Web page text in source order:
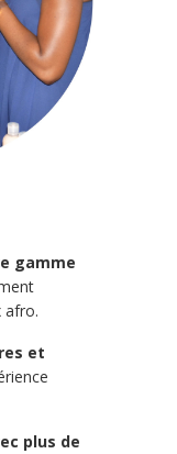
gamme
afro.
et
plus de